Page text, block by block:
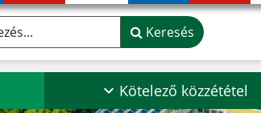
Keresés
Kötelező közzététel